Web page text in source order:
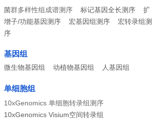
菌群多样性组成谱测序 标记基因全长测序 扩
增子/功能基因测序 宏基因组测序 宏转录组测
序
基因组
微生物基因组 动植物基因组 人基因组
单细胞组
10xGenomics 单细胞转录组测序
10xGenomics Visium空间转录组